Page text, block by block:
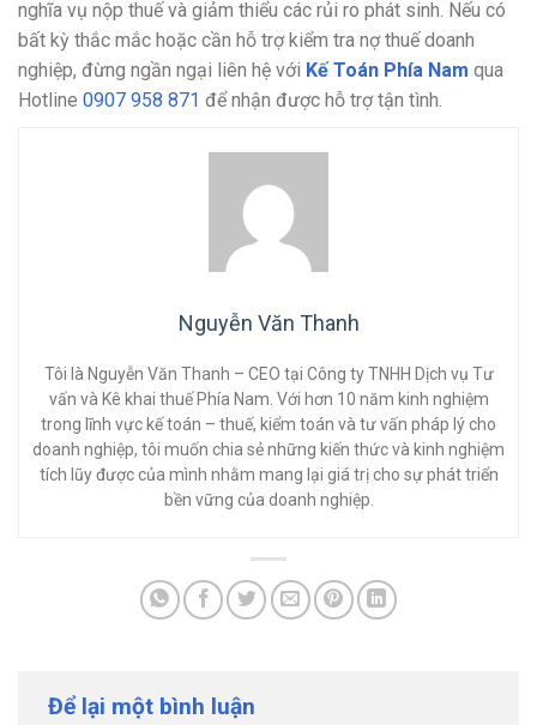
nghĩa vụ nộp thuế và giảm thiểu các rủi ro phát sinh. Nếu có
bất kỳ thắc mắc hoặc cần hỗ trợ kiểm tra nợ thuế doanh
nghiệp, đừng ngần ngại liên hệ với Kế Toán Phía Nam qua
Hotline 0907 958 871 để nhận được hỗ trợ tận tình.
Nguyễn Văn Thanh
Tôi là Nguyễn Văn Thanh – CEO tại Công ty TNHH Dịch vụ Tư
vấn và Kê khai thuế Phía Nam. Với hơn 10 năm kinh nghiệm
trong lĩnh vực kế toán – thuế, kiểm toán và tư vấn pháp lý cho
doanh nghiệp, tôi muốn chia sẻ những kiến thức và kinh nghiệm
tích lũy được của mình nhằm mang lại giá trị cho sự phát triển
bền vững của doanh nghiệp.
Để lại một bình luận